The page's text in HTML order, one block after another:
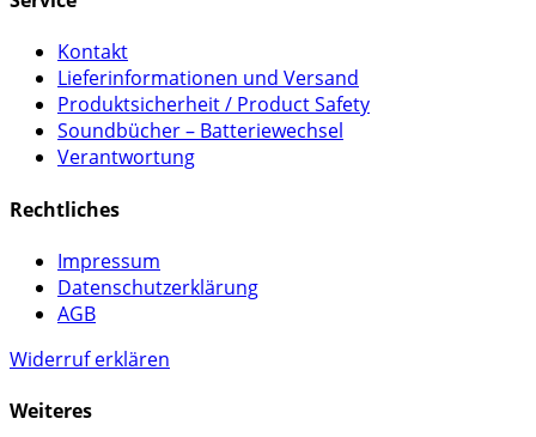
Kontakt
Lieferinformationen und Versand
Produktsicherheit / Product Safety
Soundbücher – Batteriewechsel
Verantwortung
Rechtliches
Impressum
Datenschutzerklärung
AGB
Widerruf erklären
Weiteres